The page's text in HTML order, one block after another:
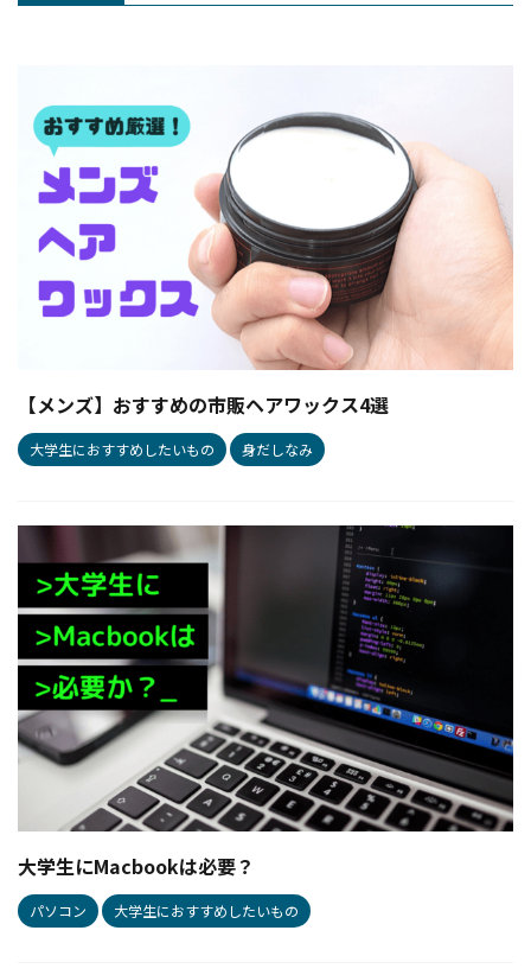
【メンズ】おすすめの市販ヘアワックス4選
大学生におすすめしたいもの 身だしなみ
大学生にMacbookは必要？
パソコン 大学生におすすめしたいもの